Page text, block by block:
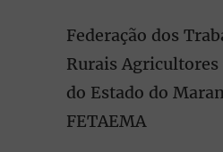
Federação dos
Rurais
do Estado do
FETAEMA